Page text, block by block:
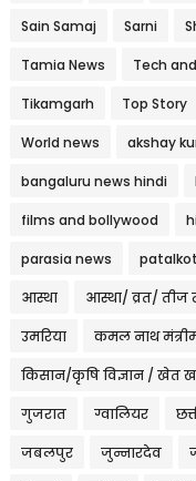
Sain Samaj Sarni
Tamia News Tech
Tikamgarh Top Story
World news akshay
bangaluru news hindi
films and bollywood
parasia news patalkot
आस्था आस्था/ व्रत/ तीज
उमरिया कमल नाथ
किसान/कृषि विज्ञान / खेत
गुजरात ग्वालियर
जबलपुर जुन्नारदेव